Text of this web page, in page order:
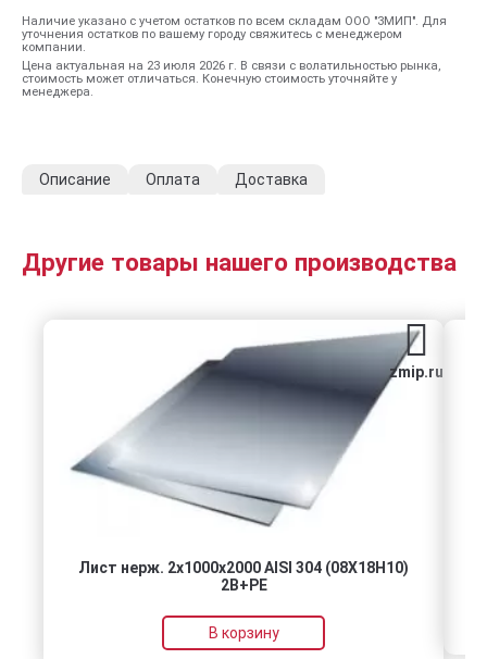
Наличие указано с учетом остатков по всем складам ООО "ЗМИП". Для
уточнения остатков по вашему городу свяжитесь с менеджером
компании.
Цена актуальная на 23 июля 2026 г. В связи с волатильностью рынка,
стоимость может отличаться. Конечную стоимость уточняйте у
менеджера.
Описание Оплата Доставка
Другие товары нашего производства
zmip.ru
Лист нерж. 2х1000х2000 AISI 304 (08Х18Н10)
2B+PE
В корзину